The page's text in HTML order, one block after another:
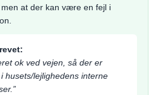
at der kan være en fejl i
ok ved vejen, så der er
husets/lejlighedens interne